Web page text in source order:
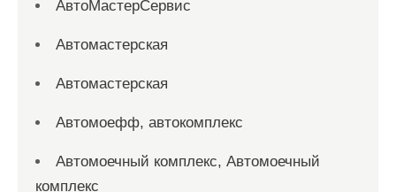
АвтоМастерСервис
Автомастерская
Автомастерская
Автомоефф, автокомплекс
Автомоечный комплекс, Автомоечный
комплекс